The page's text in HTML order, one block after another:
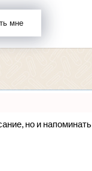
мне
но и напоминать